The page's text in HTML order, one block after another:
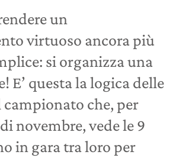
un
virtuoso ancora più
si organizza una
E’ questa la logica delle
che, per
novembre, vede le 9
in gara tra loro per